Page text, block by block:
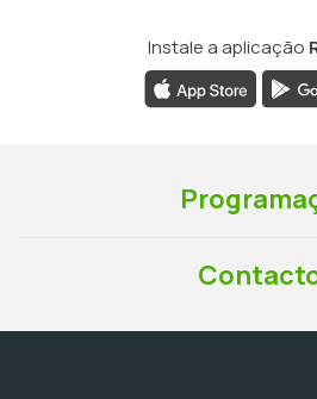
Instale a aplicação